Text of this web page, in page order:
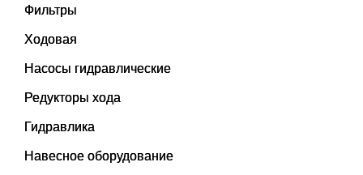
Фильтры
Ходовая
Насосы гидравлические
Редукторы хода
Гидравлика
Навесное оборудование